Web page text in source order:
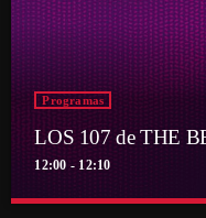
Programas
LOS 107 de THE
12:00 - 12:10